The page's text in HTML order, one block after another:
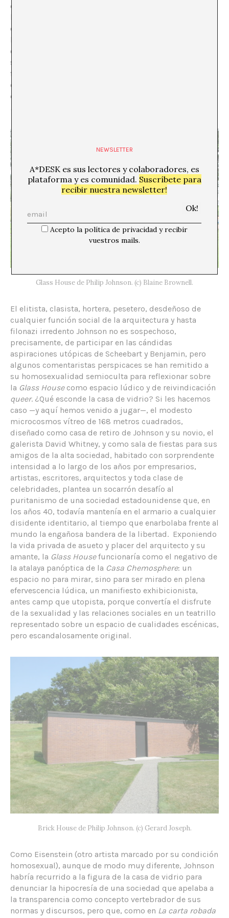
estructura metálica, los efectos de reflexión del cielo y
la naturaleza convertidos en la verdadera envolvente, el
elegante cerramiento del cilindro interior atravesando
la cubierta y sirviendo, en un mismo gesto, de aseo, de
elemento estructural, de caja de instalaciones y de
sistema de ventilación. Y sin embargo, ¿qué es en el
fondo este no va más del
escaparate de la prosperidad y el lujo de una nueva
clase dominante, más
machine à habiter
Glass House de Philip Johnson. (c) Blaine Brownell.
El elitista, clasista, hortera, pesetero, desdeñoso de
cualquier función social de la arquitectura y hasta
filonazi irredento Johnson no es sospechoso,
precisamente, de participar en las cándidas
aspiraciones utópicas de Scheebart y Benjamin, pero
algunos comentaristas perspicaces se han remitido a
su homosexualidad semioculta para reflexionar sobre
la Glass Housecomo espacio lúdico y de reivindicación
queer. ¿Qué esconde la casa de vidrio? Si les hacemos
caso —y aquí hemos venido a jugar—, el modesto
microcosmos vítreo de 168 metros cuadrados,
diseñado como casa de retiro de Johnson y su novio, el
galerista David Whitney, y como sala de fiestas para sus
amigos de la alta sociedad, habitado con sorprendente
intensidad a lo largo de los años por empresarios,
artistas, escritores, arquitectos y toda clase de
celebridades, plantea un socarrón desafío al
puritanismo de una sociedad estadounidense que, en
los años 40, todavía mantenía en el armario a cualquier
disidente identitario, al tiempo que enarbolaba frente al
mundo la engañosa bandera de la libertad. Exponiendo
la vida privada de asueto y placer del arquitecto y su
amante, la Glass Housefuncionaría como el negativo de
la atalaya panóptica de la Casa Chemosphere: un
espacio no para mirar, sino para ser mirado en plena
efervescencia lúdica, un manifiesto exhibicionista,
antes camp que utopista, porque convertía el disfrute
de la sexualidad y las relaciones sociales en un teatrillo
representado sobre un espacio de cualidades escénicas,
pero escandalosamente original.
Brick House de Philip Johnson. (c) Gerard Joseph.
Como Eisenstein (otro artista marcado por su condición
homosexual), aunque de modo muy diferente, Johnson
habría recurrido a la figura de la casa de vidrio para
denunciar la hipocresía de una sociedad que apelaba a
la transparencia como concepto vertebrador de sus
normas y discursos, pero que, como en La carta robada
NEWSLETTER
A*DESK es sus lectores y colaboradores, es
plataforma y es comunidad. Suscríbete para
recibir nuestra newsletter!
Acepto la política de privacidad y recibir
vuestros mails.